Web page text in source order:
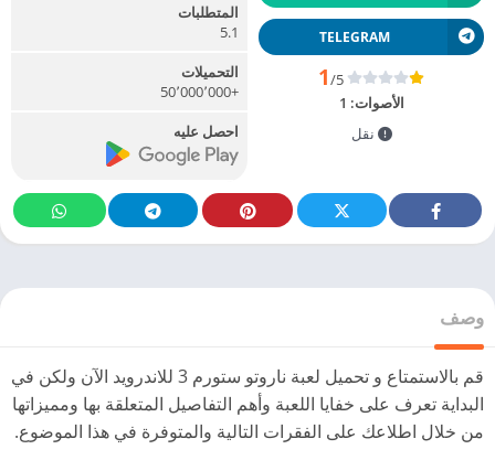
TELEGRAM
1/5
الأصوات: 1
نقل
المتطلبات
5.1
التحميلات
+50٬000٬000
احصل عليه
وصف
قم بالاستمتاع و تحميل لعبة ناروتو ستورم 3 للاندرويد الآن ولكن في
البداية تعرف على خفايا اللعبة وأهم التفاصيل المتعلقة بها ومميزاتها
من خلال اطلاعك على الفقرات التالية والمتوفرة في هذا الموضوع.